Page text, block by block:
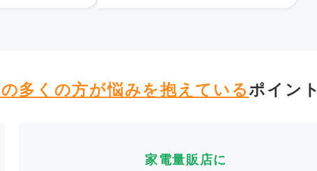
多くの方が悩みを抱えているポイント
家電量販店に